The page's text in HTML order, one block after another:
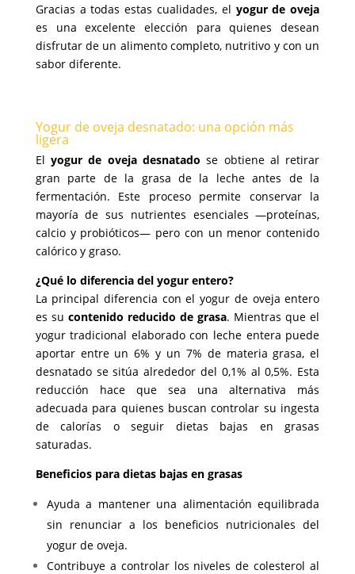
Gracias a todas estas cualidades, el yogur de oveja
es una excelente elección para quienes desean
disfrutar de un alimento completo, nutritivo y con un
sabor diferente.
Yogur de oveja desnatado: una opción más
ligera
Elyogur de oveja desnatado se obtiene al retirar
gran parte de la grasa de la leche antes de la
fermentación. Este proceso permite conservar la
mayoría de sus nutrientes esenciales —proteínas,
calcio y probióticos— pero con un menor contenido
calórico y graso.
¿Qué lo diferencia del yogur entero?
La principal diferencia con el yogur de oveja entero
es su contenido reducido de grasa. Mientras que el
yogur tradicional elaborado con leche entera puede
aportar entre un 6% y un 7% de materia grasa, el
desnatado se sitúa alrededor del 0,1% al 0,5%. Esta
reducción hace que sea una alternativa más
adecuada para quienes buscan controlar su ingesta
de calorías o seguir dietas bajas en grasas
saturadas.
Beneficios para dietas bajas en grasas
Ayuda a mantener una alimentación equilibrada
sin renunciar a los beneficios nutricionales del
yogur de oveja.
Contribuye a controlar los niveles de colesterol al